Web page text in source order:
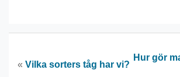
« Vilka sorters tåg har vi?
Hur gör